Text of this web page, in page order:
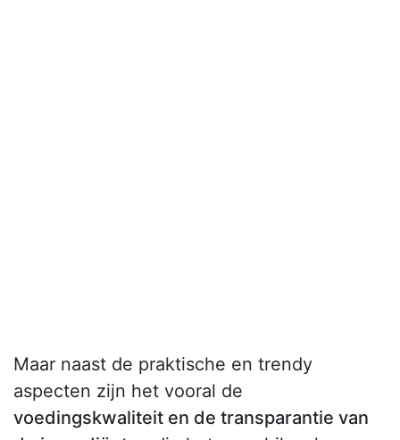
Maar naast de praktische en trendy
aspecten zijn het vooral de
voedingskwaliteit en de transparantie van